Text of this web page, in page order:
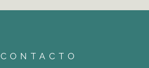
CONTACTO